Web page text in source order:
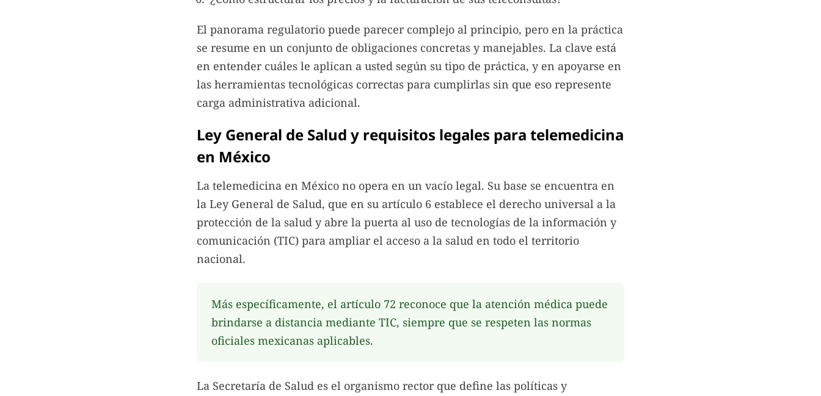
El panorama regulatorio puede parecer complejo al principio, pero en la práctica
se resume en un conjunto de obligaciones concretas y manejables. La clave está
en entender cuáles le aplican a usted según su tipo de práctica, y en apoyarse en
las herramientas tecnológicas correctas para cumplirlas sin que eso represente
carga administrativa adicional.
Ley General de Salud y requisitos legales para telemedicina
en México
La telemedicina en México no opera en un vacío legal. Su base se encuentra en
la Ley General de Salud, que en su artículo 6 establece el derecho universal a la
protección de la salud y abre la puerta al uso de tecnologías de la información y
comunicación (TIC) para ampliar el acceso a la salud en todo el territorio
nacional.
Más específicamente, el artículo 72 reconoce que la atención médica puede
brindarse a distancia mediante TIC, siempre que se respeten las normas
oficiales mexicanas aplicables.
La Secretaría de Salud es el organismo rector que define las políticas y